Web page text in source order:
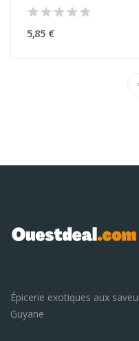
5,85 €
Épicerie exotiques aux
Guyane